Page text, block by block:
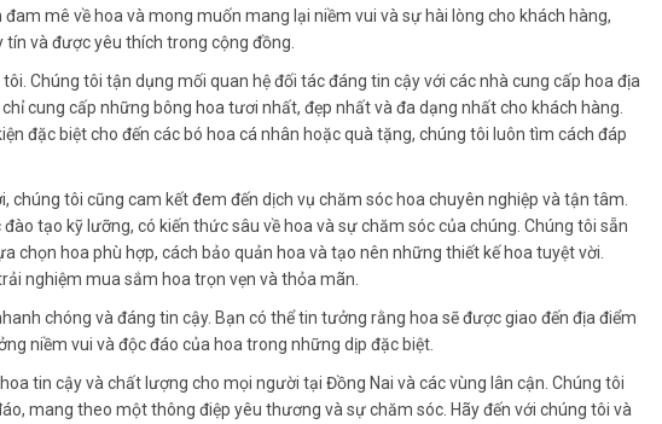
mê về hoa và mong muốn mang lại niềm vui và sự hài lòng cho khách hàng,
và được yêu thích trong cộng đồng.
Chúng tôi tận dụng mối quan hệ đối tác đáng tin cậy với các nhà cung cấp hoa địa
cung cấp những bông hoa tươi nhất, đẹp nhất và đa dạng nhất cho khách hàng.
đặc biệt cho đến các bó hoa cá nhân hoặc quà tặng, chúng tôi luôn tìm cách đáp
chúng tôi cũng cam kết đem đến dịch vụ chăm sóc hoa chuyên nghiệp và tận tâm.
tạo kỹ lưỡng, có kiến thức sâu về hoa và sự chăm sóc của chúng. Chúng tôi sẵn
chọn hoa phù hợp, cách bảo quản hoa và tạo nên những thiết kế hoa tuyệt vời.
nghiệm mua sắm hoa trọn vẹn và thỏa mãn.
chóng và đáng tin cậy. Bạn có thể tin tưởng rằng hoa sẽ được giao đến địa điểm
niềm vui và độc đáo của hoa trong những dịp đặc biệt.
tin cậy và chất lượng cho mọi người tại Đồng Nai và các vùng lân cận. Chúng tôi
mang theo một thông điệp yêu thương và sự chăm sóc. Hãy đến với chúng tôi và